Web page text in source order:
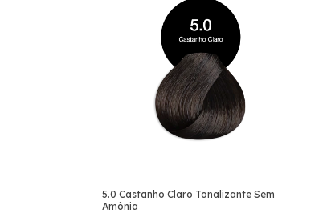
5.0 Castanho Claro Tonalizante Sem
Amônia